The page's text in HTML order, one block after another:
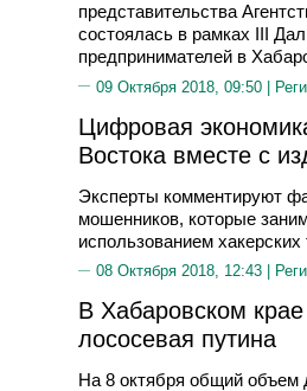
представительства
состоялась в рамках III
предпринимателей в
09 Октября 2018, 09:50 |
Цифровая
Востока вместе с
Эксперты комментируют
мошенников, которые
использованием хакерских
08 Октября 2018, 12:43 |
В Хабаровском
лососевая путина
На 8 октября общий объем